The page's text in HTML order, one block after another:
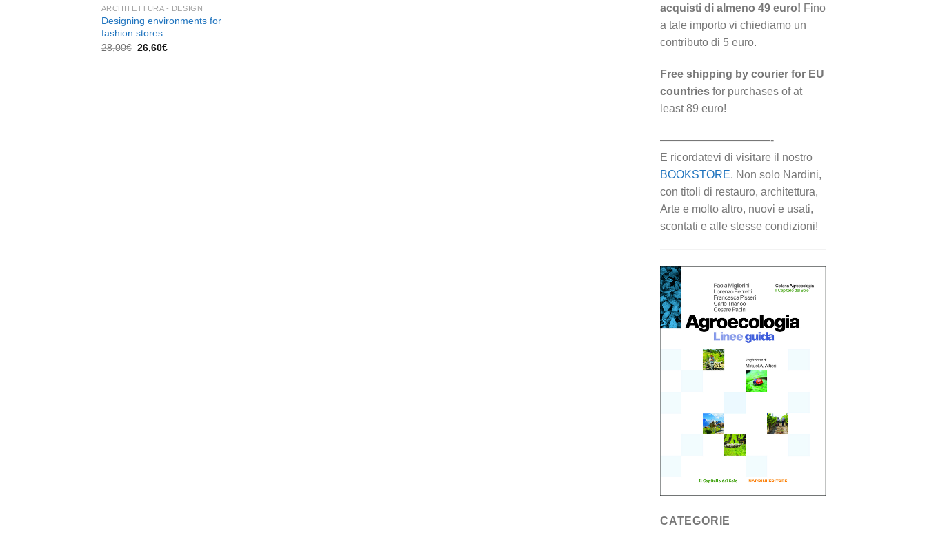
ARCHITETTURA - DESIGN
Designing environments for
fashion stores
28,00€ Il
26,60€Il
acquisti di almeno 49 euro! Fino
a tale importo vi chiediamo un
contributo di 5 euro.
Free shipping by courier for EU
countries for purchases of at
least 89 euro!
——————————-
E ricordatevi di visitare il nostro
BOOKSTORE. Non solo Nardini,
con titoli di restauro, architettura,
Arte e molto altro, nuovi e usati,
scontati e alle stesse condizioni!
CATEGORIE